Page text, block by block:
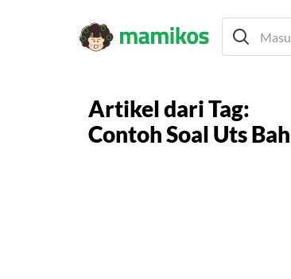
Artikel dari Tag:
Contoh Soal Uts